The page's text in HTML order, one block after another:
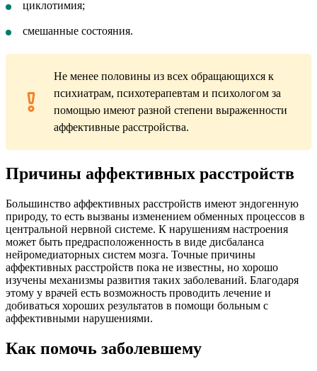
циклотимия;
смешанные состояния.
Не менее половины из всех обращающихся к
психиатрам, психотерапевтам и психологом за
помощью имеют разной степени выраженности
аффективные расстройства.
Причины аффективных расстройств
Большинство аффективных расстройств имеют эндогенную
природу, то есть вызваны изменением обменных процессов в
центральной нервной системе. К нарушениям настроения
может быть предрасположенность в виде дисбаланса
нейромедиаторных систем мозга. Точные причины
аффективных расстройств пока не известны, но хорошо
изучены механизмы развития таких заболеваний. Благодаря
этому у врачей есть возможность проводить лечение и
добиваться хороших результатов в помощи больным с
аффективными нарушениями.
Как помочь заболевшему